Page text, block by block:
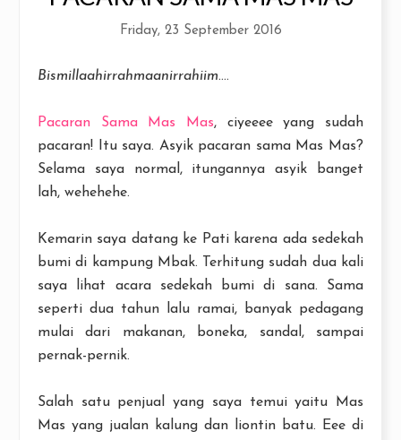
Friday, 23 September 2016
Bismillaahirrahmaanirrahiim....
Pacaran Sama Mas Mas, ciyeeee yang sudah
pacaran! Itu saya. Asyik pacaran sama Mas Mas?
Selama saya normal, itungannya asyik banget
lah, wehehehe.
Kemarin saya datang ke Pati karena ada sedekah
bumi di kampung Mbak. Terhitung sudah dua kali
saya lihat acara sedekah bumi di sana. Sama
seperti dua tahun lalu ramai, banyak pedagang
mulai dari makanan, boneka, sandal, sampai
pernak-pernik.
Salah satu penjual yang saya temui yaitu Mas
Mas yang jualan kalung dan liontin batu. Eee di